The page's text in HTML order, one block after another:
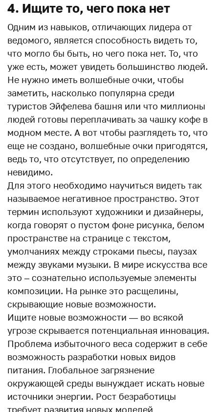
4. Ищите то, чего пока нет
Одним из навыков, отличающих лидера от
ведомого, является способность видеть то,
что могло бы быть, но чего пока нет. То, что
уже есть, может увидеть большинство людей.
Не нужно иметь волшебные очки, чтобы
заметить, насколько популярна среди
туристов Эйфелева башня или что миллионы
людей готовы переплачивать за чашку кофе в
модном месте. А вот чтобы разглядеть то, что
еще не создано, волшебные очки пригодятся,
ведь то, что отсутствует, по определению
невидимо.
Для этого необходимо научиться видеть так
называемое негативное пространство. Этот
термин используют художники и дизайнеры,
когда говорят о пустом фоне рисунка, белом
пространстве на странице с текстом,
умолчаниях между строками пьесы, паузах
между звуками музыки. В мире искусства все
это – сознательно используемые элементы
композиции. На рынке это расщелины,
скрывающие новые возможности.
Ищите новые возможности — во всякой
угрозе скрывается потенциальная инновация.
Проблема избыточного веса содержит в себе
возможность разработки новых видов
питания. Глобальное загрязнение
окружающей среды вынуждает искать новые
источники энергии. Рост безработицы
требует развития новых моделей